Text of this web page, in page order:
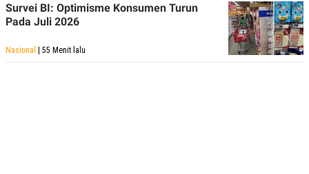
Survei BI: Optimisme Konsumen Turun
Pada Juli 2026
Nasional | 55 Menit lalu